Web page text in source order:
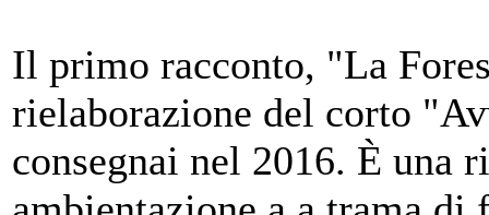
Il primo racconto, "La
rielaborazione del corto
consegnai nel 2016. È una